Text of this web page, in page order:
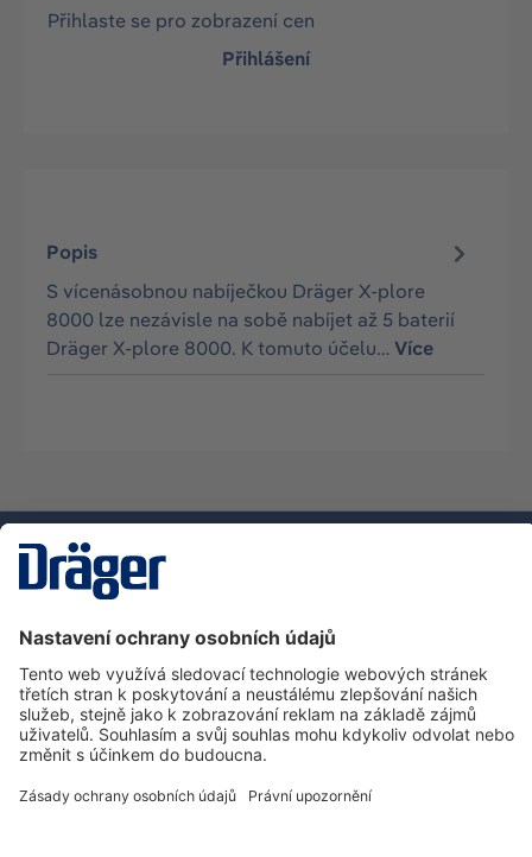
Přihlaste se pro zobrazení cen
Přihlášení
Popis
S vícenásobnou nabíječkou Dräger X-plore
8000 lze nezávisle na sobě nabíjet až 5 baterií
Dräger X-plore 8000. K tomuto účelu…Více
Zákaznická infolinka
O společnosti Dräger
Informace